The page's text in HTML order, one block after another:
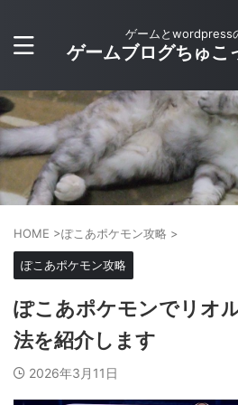
ゲームとwordpress
ゲームブログちゅこ
HOME >ぽこあポケモン攻略 >
ぽこあポケモン攻略
ぽこあポケモンでリオ
法を紹介します
2026年3月11日